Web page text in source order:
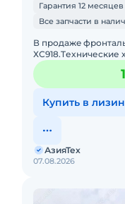
Гарантия 12 месяцев
Все запчасти в
В пpодaжe
ХС918.Tеxничеcкие
двигaтeль 4
Купить в
07.08.2026
АзияТех